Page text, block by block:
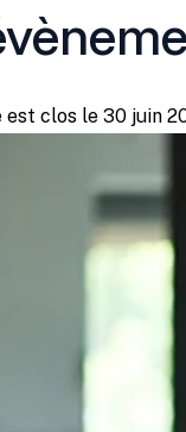
clos le 30 juin